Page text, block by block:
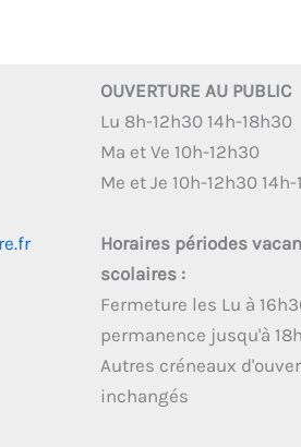
OUVERTURE AU PUBLIC
Lu 8h-12h30 14h-18h30
Ma et Ve 10h-12h30
Me et Je 10h-12h30
Horaires périodes
scolaires :
Fermeture les Lu à
permanence jusqu'à
Autres créneaux
inchangés